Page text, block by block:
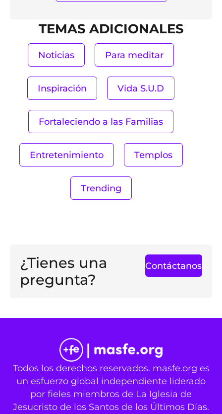
TEMAS ADICIONALES
Noticias Para meditar
Inspiración Vida S.U.D
Fortaleciendo a las Familias
Entretenimiento Templos
Trending
¿Tienes una
pregunta?
Contáctanos
Todos los derechos reservados. masfe.org es
un esfuerzo global independiente liderado
por fieles miembros de La Iglesia de
Jesucristo de los Santos de los Últimos Días.